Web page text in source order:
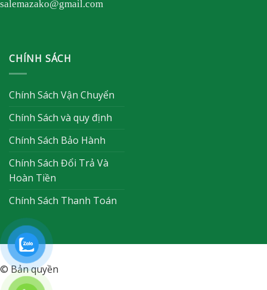
salemazako@gmail.com
CHÍNH SÁCH
Chính Sách Vận Chuyển
Chính Sách và quy định
Chính Sách Bảo Hành
Chính Sách Đổi Trả Và
Hoàn Tiền
Chính Sách Thanh Toán
© Bản quyền